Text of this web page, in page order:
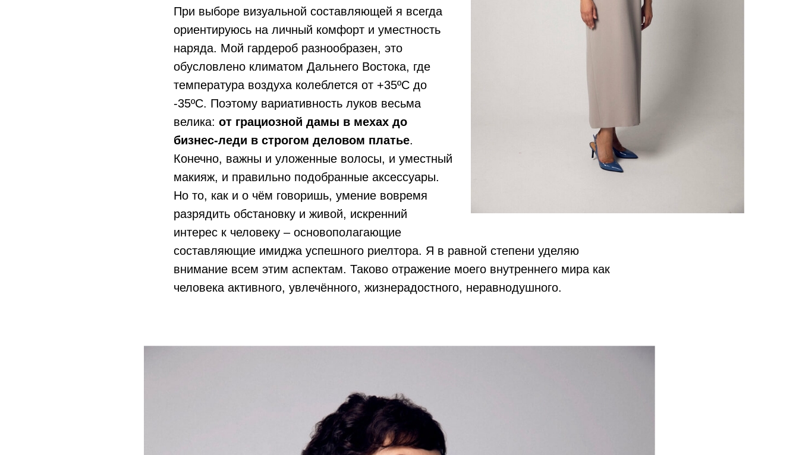
При выборе визуальной составляющей я всегда
ориентируюсь на личный комфорт и уместность
наряда. Мой гардероб разнообразен, это
обусловлено климатом Дальнего Востока, где
температура воздуха колеблется от +35ºC до
-35ºC. Поэтому вариативность луков весьма
велика: от грациозной дамы в мехах до
бизнес-леди в строгом деловом платье.
Конечно, важны и уложенные волосы, и уместный
макияж, и правильно подобранные аксессуары.
Но то, как и о чём говоришь, умение вовремя
разрядить обстановку и живой, искренний
интерес к человеку – основополагающие
составляющие имиджа успешного риелтора. Я в равной степени уделяю
внимание всем этим аспектам. Таково отражение моего внутреннего мира как
человека активного, увлечённого, жизнерадостного, неравнодушного.